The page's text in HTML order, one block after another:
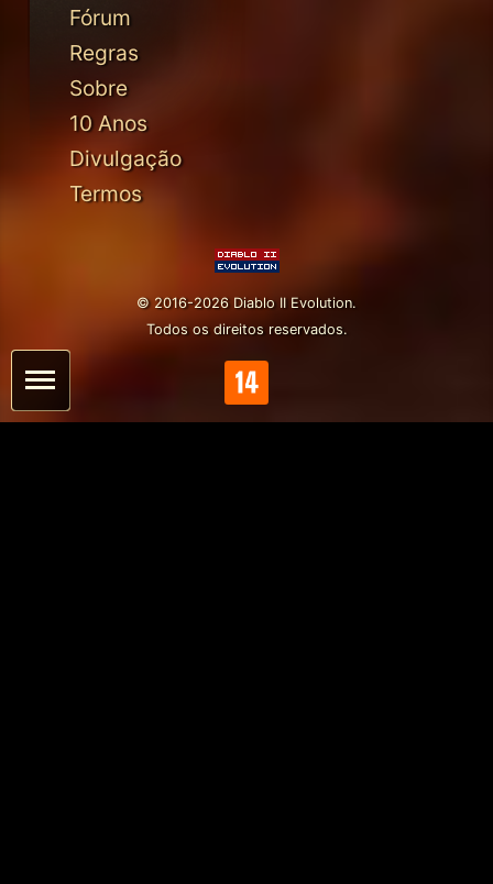
Fórum
Regras
Sobre
10 Anos
Divulgação
Termos
© 2016-2026 Diablo II Evolution.
Todos os direitos reservados.